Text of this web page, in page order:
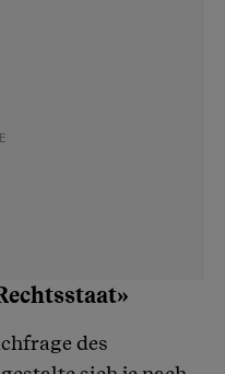
des